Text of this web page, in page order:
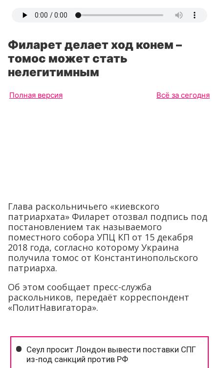
Филарет делает ход конем –
томос может стать
нелегитимным
Полная версия Всё за сегодня
Глава раскольничьего «киевского
патриархата» Филарет отозвал подпись под
постановлением так называемого
поместного собора УПЦ КП от 15 декабря
2018 года, согласно которому Украина
получила томос от Константинопольского
патриарха.
Об этом сообщает пресс-служба
раскольников, передаёт корреспондент
«ПолитНавигатора».